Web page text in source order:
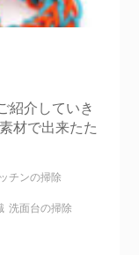
紹介していき
材で出来たた
チンの掃除
洗面台の掃除